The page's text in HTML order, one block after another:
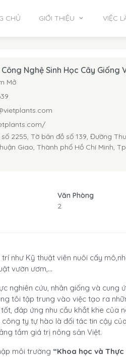
CHỦ GIỚI THIỆU VIỆC
Công Nghệ Sinh Học Cây Giống
Mở
2255, Tờ bản đồ số 139, Đường
Giao, Thành phố Hồ Chí Minh,
Văn Phòng
2
như Kỹ thuật viên nuôi cấy
vườn ươm,...
nghiên cứu, nhân giống và
tôi tập trung vào việc tạo ra
đáp ứng nhu cầu khắt khe của
ty tự hào là đối tác tin cậy
tầm giá trị nông sản Việt.
môi trường “Khoa học và Thực